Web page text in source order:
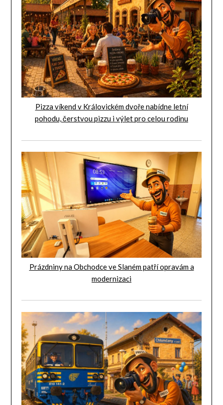
Pizza víkend v Královickém dvoře nabídne letní
pohodu, čerstvou pizzu i výlet pro celou rodinu
Prázdniny na Obchodce ve Slaném patří opravám a
modernizaci